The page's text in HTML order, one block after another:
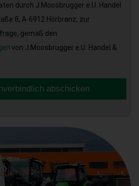
durch J.Moosbrugger e.U. Handel
8, A-6912 Hörbranz, zur
gemäß den
von J.Moosbrugger e.U. Handel &
abschicken